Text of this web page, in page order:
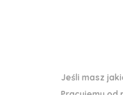
Jeśli masz